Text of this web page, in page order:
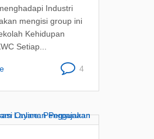
Industri
mengisi group ini
Kehidupan
Setiap...
4